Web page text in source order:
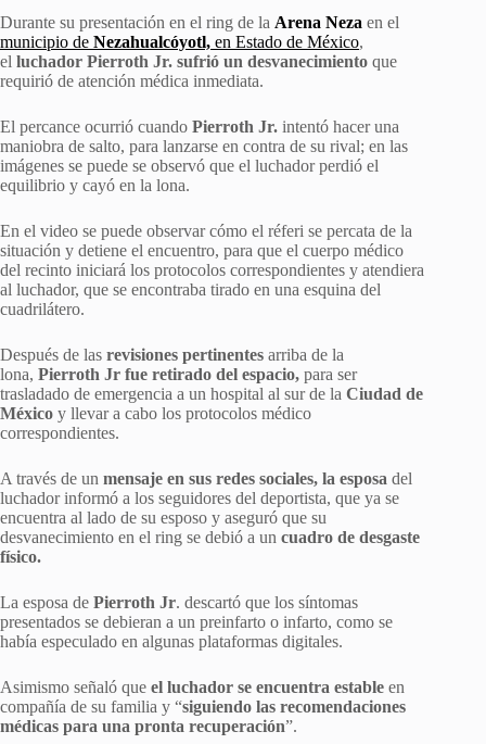
Durante su presentación en el ring de la Arena Neza en el
municipio de Nezahualcóyotl, en Estado de México,
el luchador Pierroth Jr. sufrió un desvanecimiento que
requirió de atención médica inmediata.
El percance ocurrió cuando Pierroth Jr. intentó hacer una
maniobra de salto, para lanzarse en contra de su rival; en las
imágenes se puede se observó que el luchador perdió el
equilibrio y cayó en la lona.
En el video se puede observar cómo el réferi se percata de la
situación y detiene el encuentro, para que el cuerpo médico
del recinto iniciará los protocolos correspondientes y atendiera
al luchador, que se encontraba tirado en una esquina del
cuadrilátero.
Después de las revisiones pertinentes arriba de la
lona, Pierroth Jr fue retirado del espacio, para ser
trasladado de emergencia a un hospital al sur de la Ciudad de
México y llevar a cabo los protocolos médico
correspondientes.
A través de un mensaje en sus redes sociales, la esposa del
luchador informó a los seguidores del deportista, que ya se
encuentra al lado de su esposo y aseguró que su
desvanecimiento en el ring se debió a un cuadro de desgaste
físico.
La esposa de Pierroth Jr. descartó que los síntomas
presentados se debieran a un preinfarto o infarto, como se
había especulado en algunas plataformas digitales.
Asimismo señaló que el luchador se encuentra estable en
compañía de su familia y “siguiendo las recomendaciones
médicas para una pronta recuperación”.